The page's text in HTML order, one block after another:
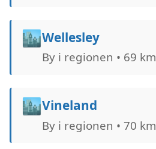
🏙️Wellesley
By i regionen • 69 km
🏙️Vineland
By i regionen • 70 km